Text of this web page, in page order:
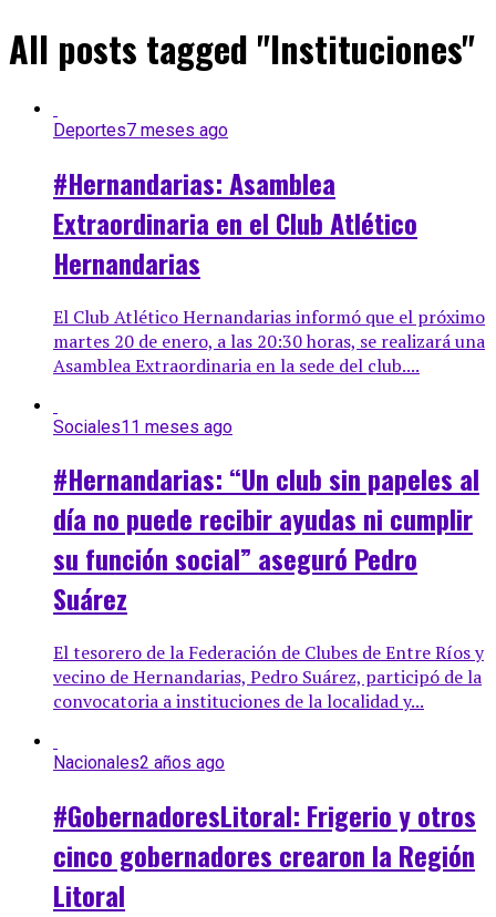
All posts tagged "Instituciones"
Deportes7 meses ago
#Hernandarias: Asamblea
Extraordinaria en el Club Atlético
Hernandarias
El Club Atlético Hernandarias informó que el próximo
martes 20 de enero, a las 20:30 horas, se realizará una
Asamblea Extraordinaria en la sede del club....
Sociales11 meses ago
#Hernandarias: “Un club sin papeles al
día no puede recibir ayudas ni cumplir
su función social” aseguró Pedro
Suárez
El tesorero de la Federación de Clubes de Entre Ríos y
vecino de Hernandarias, Pedro Suárez, participó de la
convocatoria a instituciones de la localidad y...
Nacionales2 años ago
#GobernadoresLitoral: Frigerio y otros
cinco gobernadores crearon la Región
Litoral